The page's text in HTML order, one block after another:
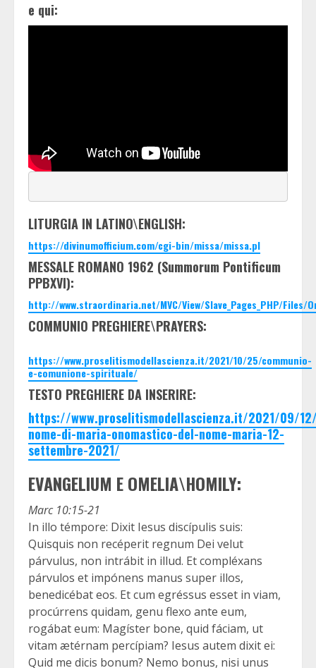
e qui:
LITURGIA IN LATINO\ENGLISH:
https://divinumofficium.com/cgi-bin/missa/missa.pl
MESSALE ROMANO 1962 (Summorum Pontificum
PPBXVI):
http://www.straordinaria.net/MVC/View/Slave_Pages_PHP/Files/
COMMUNIO PREGHIERE\PRAYERS:
https://www.proselitismodellascienza.it/2021/10/25/communio-
e-comunione-spirituale/
TESTO PREGHIERE DA INSERIRE:
https://www.proselitismodellascienza.it/2021/09/
nome-di-maria-onomastico-del-nome-maria-12-
settembre-2021/
EVANGELIUM E OMELIA\HOMILY:
Marc 10:15-21
In illo témpore: Dixit Iesus discípulis suis:
Quisquis non recéperit regnum Dei velut
párvulus, non intrábit in illud. Et compléxans
párvulos et impónens manus super illos,
benedicébat eos. Et cum egréssus esset in viam,
procúrrens quidam, genu flexo ante eum,
rogábat eum: Magíster bone, quid fáciam, ut
vitam ætérnam percípiam? Iesus autem dixit ei:
Quid me dicis bonum? Nemo bonus, nisi unus